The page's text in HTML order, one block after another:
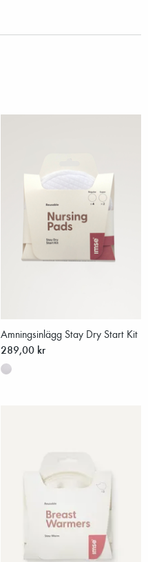
Amningsinlägg Stay Dry Start Kit
289,00 kr